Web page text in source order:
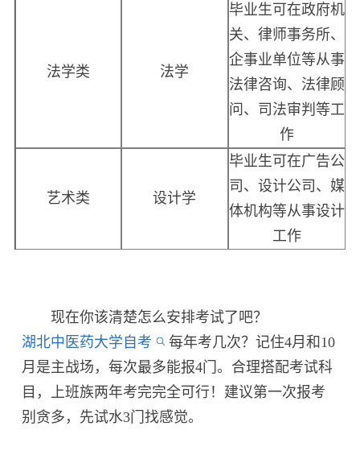
法学类 法学
毕业生可在政府机
关、律师事务所、
企事业单位等从事
法律咨询、法律顾
问、司法审判等工
作
艺术类 设计学
毕业生可在广告公
司、设计公司、媒
体机构等从事设计
工作
现在你该清楚怎么安排考试了吧？
湖北中医药大学自考
每年考几次？记住4月和10
月是主战场，每次最多能报4门。合理搭配考试科
目，上班族两年考完完全可行！建议第一次报考
别贪多，先试水3门找感觉。